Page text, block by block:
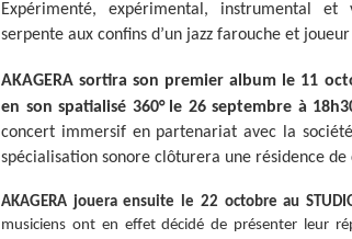
Expérimenté, expérimental, instrumental
serpente aux confins d’un jazz farouche et
AKAGERA sortira son premier album le 11
en son spatialisé 360° le 26 septembre à
concert immersif en partenariat avec la
spécialisation sonore clôturera une résidence de
AKAGERA jouera ensuite le 22 octobre au
musiciens ont en effet décidé de présenter leur